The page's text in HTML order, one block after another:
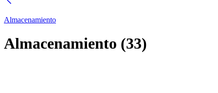
Almacenamiento
Almacenamiento (33)